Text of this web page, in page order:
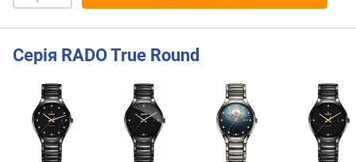
Серія RADO True Round